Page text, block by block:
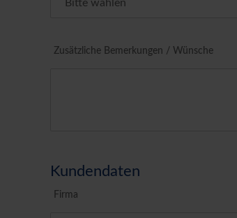
Zusätzliche Bemerkungen / Wünsche
Kundendaten
Firma